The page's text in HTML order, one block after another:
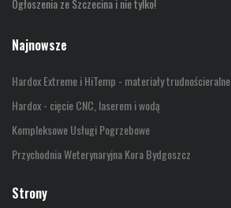
Ogłoszenia ze Szczecina i nie tylko!
Najnowsze
Hardox Extreme i HiTemp - materiały trudnościeralne
Hardox - cięcie CNC, laserem i wodą
Kompleksowe Usługi Pogrzebowe
Przychodnia Weterynaryjna Kora Bydgoszcz
Strony